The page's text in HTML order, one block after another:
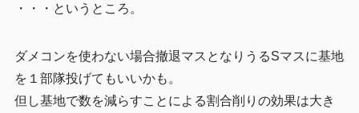
・・・というところ。
ダメコンを使わない場合撤退マスとなりうるSマスに基地
を１部隊投げてもいいかも。
但し基地で数を減らすことによる割合削りの効果は大き